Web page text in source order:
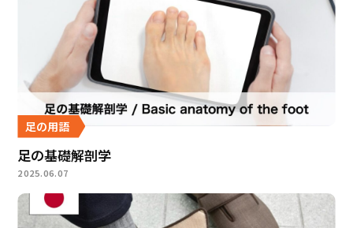
足の用語
足の基礎解剖学
2025.06.07